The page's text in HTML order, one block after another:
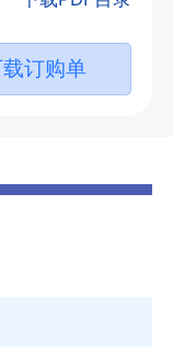
订购单